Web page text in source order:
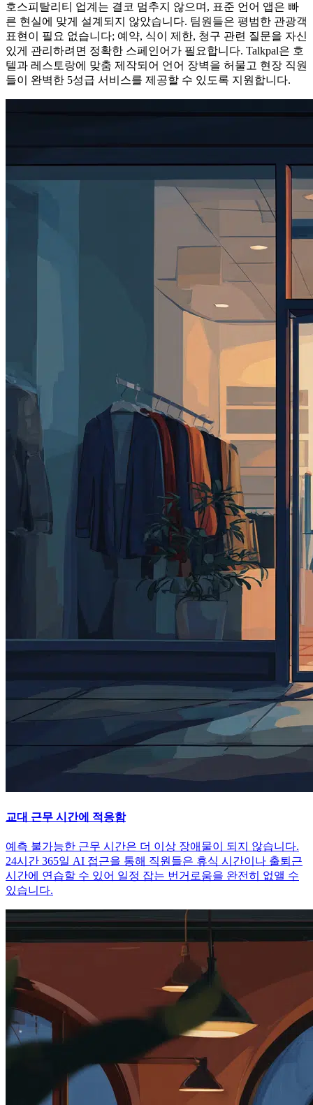
호스피탈리티 업계는 결코 멈추지 않으며, 표준 언어 앱은 빠
른 현실에 맞게 설계되지 않았습니다. 팀원들은 평범한 관광객
표현이 필요 없습니다; 예약, 식이 제한, 청구 관련 질문을 자신
있게 관리하려면 정확한 스페인어가 필요합니다. Talkpal은 호
텔과 레스토랑에 맞춤 제작되어 언어 장벽을 허물고 현장 직원
들이 완벽한 5성급 서비스를 제공할 수 있도록 지원합니다.
교대 근무 시간에 적응함
예측 불가능한 근무 시간은 더 이상 장애물이 되지 않습니다.
24시간 365일 AI 접근을 통해 직원들은 휴식 시간이나 출퇴근
시간에 연습할 수 있어 일정 잡는 번거로움을 완전히 없앨 수
있습니다.